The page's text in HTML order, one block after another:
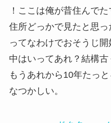
！ここは俺が昔住んで
住所どっかで見たと思っ
ってなわけでおそうじ開
中はいってあれ？結構古
もうあれから10年たっと
なつかしい。